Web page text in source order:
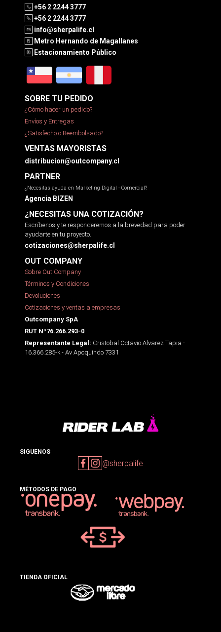
+56 2 2244 3777
+56 2 2244 3777
info@sherpalife.cl
Metro Hernando de Magallanes
Estacionamiento Público
SOBRE TU PEDIDO
¿Cómo hacer un pedido?
Envíos y Entregas
¿Satisfecho o Reembolsado?
VENTAS MAYORISTAS
distribucion@outcompany.cl
PARTNER
¿Necesitas ayuda en Marketing Digital - Comercial?
Agencia BIZEN
¿NECESITAS UNA COTIZACIÓN?
Escríbenos y te responderemos a la brevedad para poder
ayudarte en tu proyecto.
cotizaciones@sherpalife.cl
OUT COMPANY
Sobre Out Company
Términos y Condiciones
Devoluciones
Cotizaciones y ventas a empresas
Outcompany SpA
RUT Nº76.266.293-0
Representante Legal: Cristobal Octavio Alvarez Tapia -
16.366.285-k - Av Apoquindo 7331
SIGUENOS
@sherpalife
MÉTODOS DE PAGO
TIENDA OFICIAL